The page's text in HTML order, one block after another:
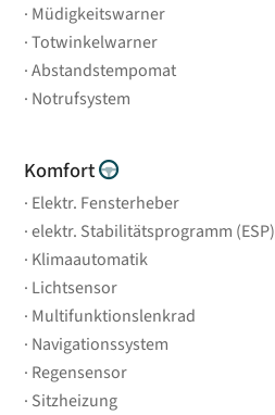
Müdigkeitswarner
Totwinkelwarner
Abstandstempomat
Notrufsystem
Komfort
Elektr. Fensterheber
elektr. Stabilitätsprogramm (ESP)
Klimaautomatik
Lichtsensor
Multifunktionslenkrad
Navigationssystem
Regensensor
Sitzheizung